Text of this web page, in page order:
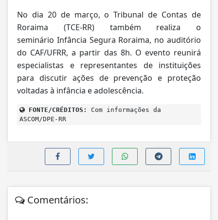
No dia 20 de março, o Tribunal de Contas de
Roraima (TCE-RR) também realiza o
seminário Infância Segura Roraima, no auditório
do CAF/UFRR, a partir das 8h. O evento reunirá
especialistas e representantes de instituições
para discutir ações de prevenção e proteção
voltadas à infância e adolescência.
FONTE/CRÉDITOS:
Com informações da
ASCOM/DPE-RR
Comentários: